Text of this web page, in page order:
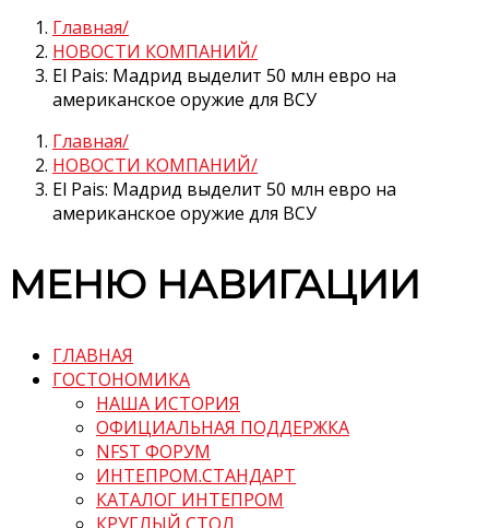
Главная
НОВОСТИ КОМПАНИЙ
El Pais: Мадрид выделит 50 млн евро на
американское оружие для ВСУ
Главная
НОВОСТИ КОМПАНИЙ
El Pais: Мадрид выделит 50 млн евро на
американское оружие для ВСУ
МЕНЮ НАВИГАЦИИ
ГЛАВНАЯ
ГОСТОНОМИКА
НАША ИСТОРИЯ
ОФИЦИАЛЬНАЯ ПОДДЕРЖКА
NFST ФОРУМ
ИНТЕПРОМ.СТАНДАРТ
КАТАЛОГ ИНТЕПРОМ